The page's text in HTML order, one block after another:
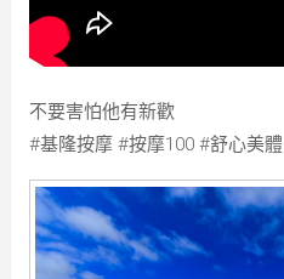
不要害怕他有新歡
#基隆按摩 #按摩100 #舒心美體